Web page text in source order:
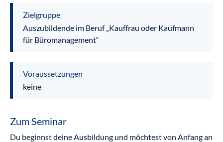
Zielgruppe
Auszubildende im Beruf „Kauffrau oder Kaufmann
für Büromanagement“
Voraussetzungen
keine
Zum Seminar
Du beginnst deine Ausbildung und möchtest von Anfang an